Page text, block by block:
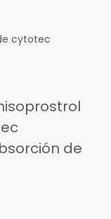
cytotec
de